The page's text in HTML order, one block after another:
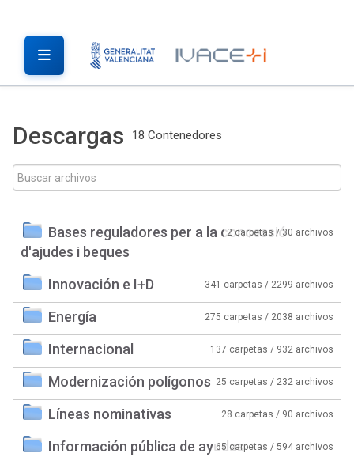
Descargas 18 Contenedores
Bases reguladores per a la concessió
d'ajudes i beques
2 carpetas / 30 archivos
Innovación e I+D 341 carpetas / 2299 archivos
Energía 275 carpetas / 2038 archivos
Internacional 137 carpetas / 932 archivos
Modernización polígonos 25 carpetas / 232 archivos
Líneas nominativas 28 carpetas / 90 archivos
Información pública de ayudas65 carpetas / 594 archivos